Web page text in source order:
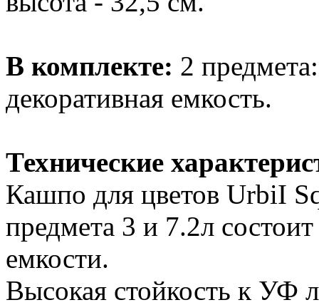
В комплекте: 2
декоративная емкость.
Технические
Кашпо для цветов UrbiI
предмета 3 и 7.2л
емкости.
Высокая стойкость к УФ